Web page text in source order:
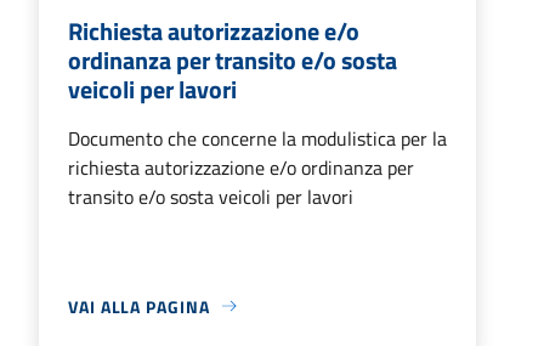
Richiesta autorizzazione e/o
ordinanza per transito e/o sosta
veicoli per lavori
Documento che concerne la modulistica per la
richiesta autorizzazione e/o ordinanza per
transito e/o sosta veicoli per lavori
VAI ALLA PAGINA